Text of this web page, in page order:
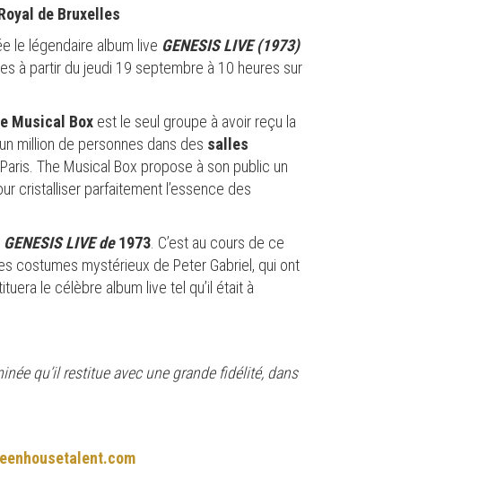
de Bruxelles
le légendaire album live GENESIS LIVE (1973)
à partir du jeudi 19 septembre à 10 heures sur
Musical Box est le seul groupe à avoir reçu la
million de personnes dans des salles
The Musical Box propose à son public un
cristalliser parfaitement l’essence des
GENESIS LIVE de1973 . C’est au cours de ce
costumes mystérieux de Peter Gabriel, qui ont
le célèbre album live tel qu’il était à
qu’il restitue avec une grande fidélité, dans